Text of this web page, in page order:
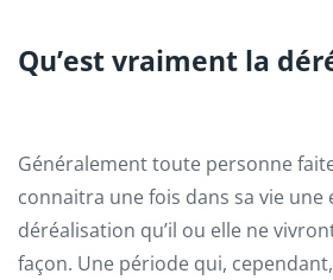
Qu’est vraiment la
Généralement toute personne
connaitra une fois dans sa vie une
déréalisation qu’il ou elle ne
façon. Une période qui,